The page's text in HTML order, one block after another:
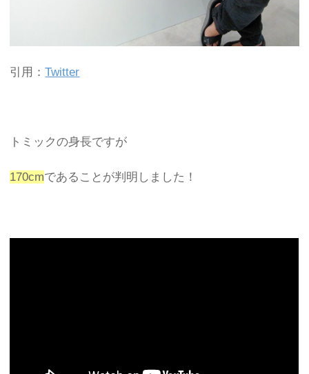
引用：Twitter
トミックの身長ですが
170cmであることが判明しました！